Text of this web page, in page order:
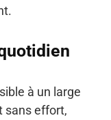
à un large
sans effort,